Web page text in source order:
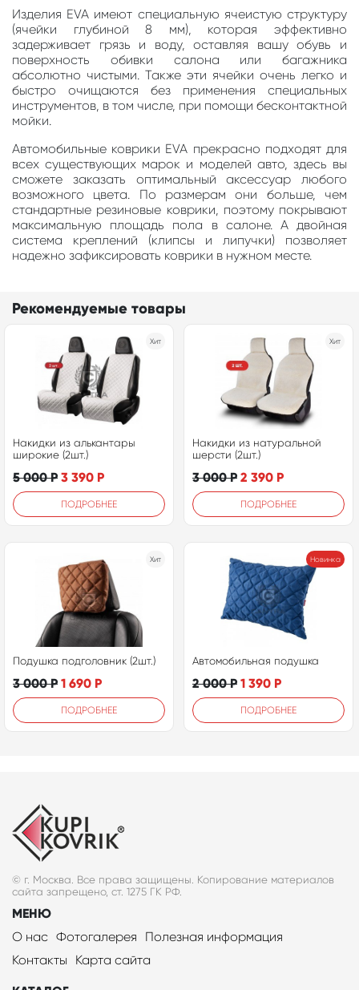
Изделия EVA имеют специальную ячеистую структуру
(ячейки глубиной 8 мм), которая эффективно
задерживает грязь и воду, оставляя вашу обувь и
поверхность обивки салона или багажника
абсолютно чистыми. Также эти ячейки очень легко и
быстро очищаются без применения специальных
инструментов, в том числе, при помощи бесконтактной
мойки.
Автомобильные коврики EVA прекрасно подходят для
всех существующих марок и моделей авто, здесь вы
сможете заказать оптимальный аксессуар любого
возможного цвета. По размерам они больше, чем
стандартные резиновые коврики, поэтому покрывают
максимальную площадь пола в салоне. А двойная
система креплений (клипсы и липучки) позволяет
надежно зафиксировать коврики в нужном месте.
Рекомендуемые товары
Хит
Накидки из алькантары
широкие (2шт.)
5 000Р 3 390 Р
ПОДРОБНЕЕ
Хит
Накидки из натуральной
шерсти (2шт.)
3 000Р 2 390 Р
ПОДРОБНЕЕ
Хит
Подушка подголовник (2шт.)
3 000Р 1 690 Р
ПОДРОБНЕЕ
Новинка
Автомобильная подушка
2 000Р 1 390 Р
ПОДРОБНЕЕ
© г. Москва. Все права защищены. Копирование материалов
сайта запрещено, ст. 1275 ГК РФ.
МЕНЮ
О нас Фотогалерея
Полезная информация
Контакты
Карта сайта